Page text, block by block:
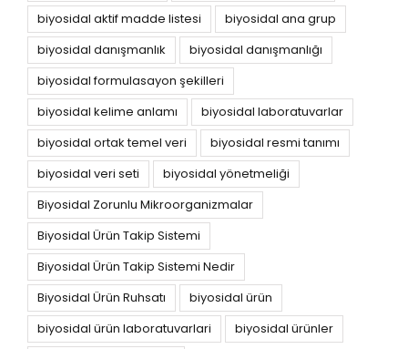
biyosidal aktif madde listesi
biyosidal ana grup
biyosidal danışmanlık
biyosidal danışmanlığı
biyosidal formulasayon şekilleri
biyosidal kelime anlamı
biyosidal laboratuvarlar
biyosidal ortak temel veri
biyosidal resmi tanımı
biyosidal veri seti
biyosidal yönetmeliği
Biyosidal Zorunlu Mikroorganizmalar
Biyosidal Ürün Takip Sistemi
Biyosidal Ürün Takip Sistemi Nedir
Biyosidal Ürün Ruhsatı
biyosidal ürün
biyosidal ürün laboratuvarlari
biyosidal ürünler